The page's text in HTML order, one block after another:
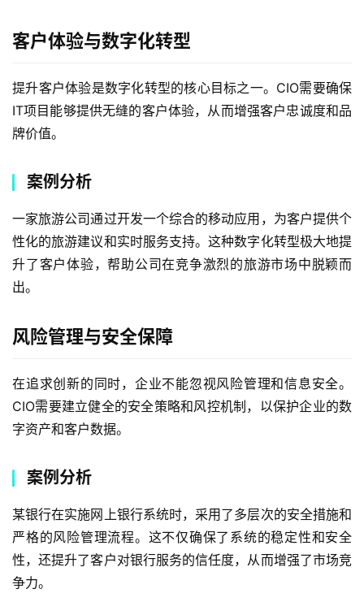
客户体验与数字化转型
提升客户体验是数字化转型的核心目标之一。CIO需要确保
IT项目能够提供无缝的客户体验，从而增强客户忠诚度和品
牌价值。
案例分析
一家旅游公司通过开发一个综合的移动应用，为客户提供个
性化的旅游建议和实时服务支持。这种数字化转型极大地提
升了客户体验，帮助公司在竞争激烈的旅游市场中脱颖而
出。
风险管理与安全保障
在追求创新的同时，企业不能忽视风险管理和信息安全。
CIO需要建立健全的安全策略和风控机制，以保护企业的数
字资产和客户数据。
案例分析
某银行在实施网上银行系统时，采用了多层次的安全措施和
严格的风险管理流程。这不仅确保了系统的稳定性和安全
性，还提升了客户对银行服务的信任度，从而增强了市场竞
争力。